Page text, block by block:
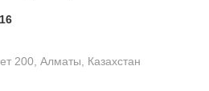
200, Алматы, Казахстан